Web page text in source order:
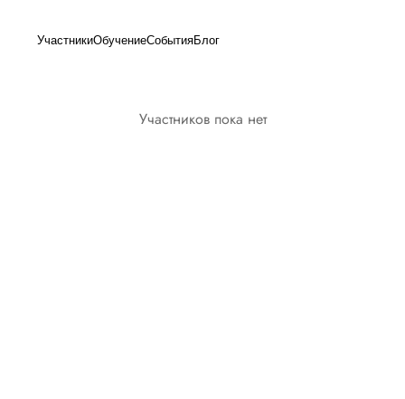
УчастникиОбучениеСобытияБлог
Участников пока нет